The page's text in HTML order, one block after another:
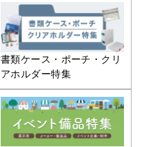
書類ケース・ポーチ・クリ
アホルダー特集